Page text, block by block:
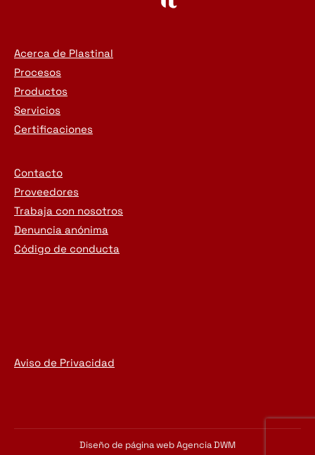
Acerca de Plastinal
Procesos
Productos
Servicios
Certificaciones
Contacto
Proveedores
Trabaja con nosotros
Denuncia anónima
Código de conducta
Aviso de Privacidad
Diseño de página webAgencia DWM